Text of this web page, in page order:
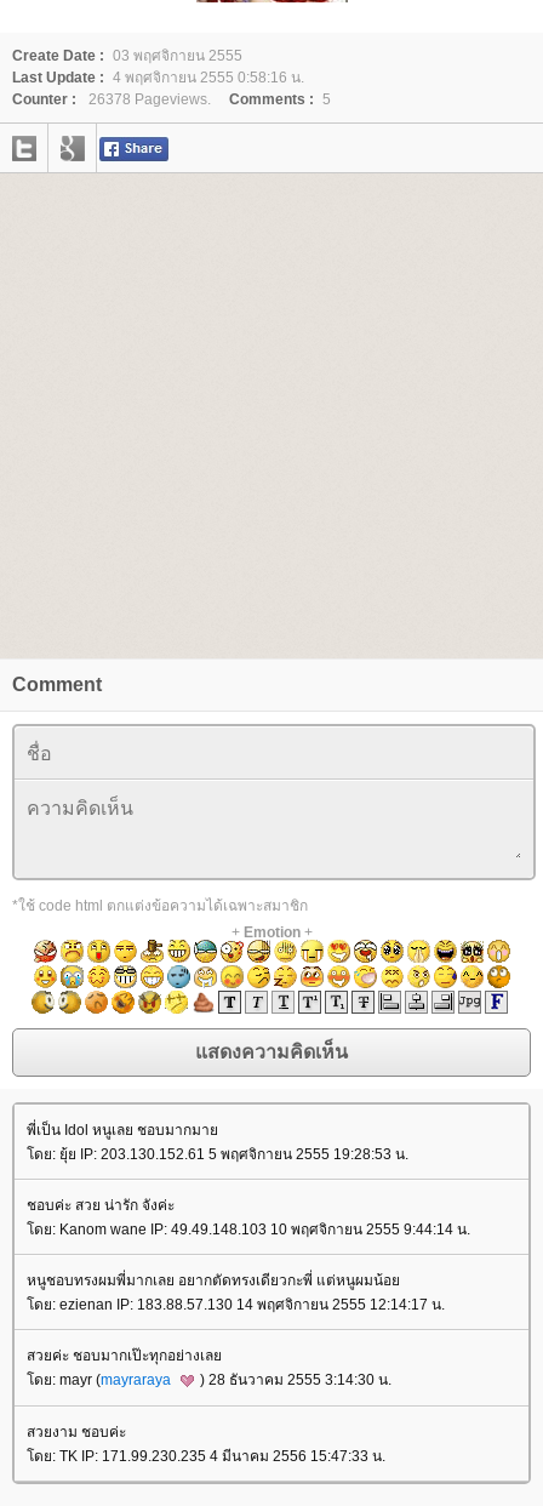
Create Date : 03 พฤศจิกายน 2555
Last Update : 4 พฤศจิกายน 2555 0:58:16 น.
Counter :
26378 Pageviews. Comments : 5
Comment
*ใช้ code html ตกแต่งข้อความได้เฉพาะสมาชิก
+ Emotion+
พี่เป็น Idol หนูเลย ชอบมากมา
ดย: ยุ้ย IP: 203.130.152.61 5 พฤศจิกายน 2555 19:28:53 น.
ชอบค่ะ สวย น่ารัก จังค่ะ
ดย: Kanom wane IP: 49.49.148.103 10 พฤศจิกายน 2555 9:44:14 น.
หนูชอบทรงผมพี่มากเลย อยากตัดทรงเดียวกะพี่ แต่หนูผมน้อ
ดย: ezienan IP: 183.88.57.130 14 พฤศจิกายน 2555 12:14:17 น.
สวยค่ะ ชอบมากเป๊ะทุกอย่างเล
ดย: mayr (mayraraya ) 28 ธันวาคม 2555 3:14:30 น.
สวยงาม ชอบค่ะ
ดย: TK IP: 171.99.230.235 4 มีนาคม 2556 15:47:33 น.